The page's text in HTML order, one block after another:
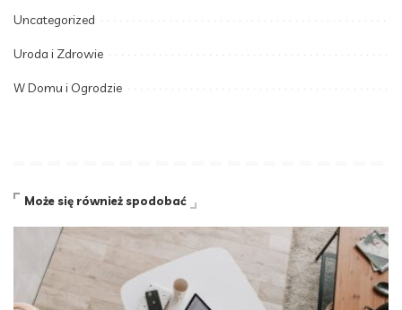
Uncategorized
Uroda i Zdrowie
W Domu i Ogrodzie
Może się również spodobać